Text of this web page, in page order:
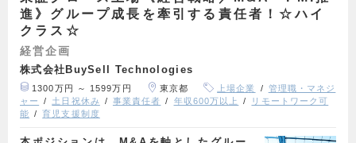
進》グループ成長を牽引する責任者！☆ハイ
クラス☆
経営企画
株式会社BuySell Technologies
1300万円 ～ 1599万円 東京都 上場企業
管理職・マネジ
ャー
土日祝休み 事業責任者 年収600万以上
リモートワーク可
能
育児支援制度